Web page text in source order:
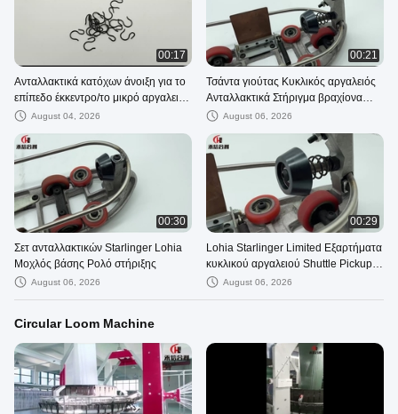
00:17
Ανταλλακτικά κατόχων άνοιξη για το
επίπεδο έκκεντρο/το μικρό αργαλειό
σαϊτών εκκέντρων κυκλικό
August 04, 2026
00:21
Τσάντα γιούτας Κυκλικός αργαλειός
Ανταλλακτικά Στήριγμα βραχίονα
μεταφοράς Hengli Starlinger
August 06, 2026
00:30
Σετ ανταλλακτικών Starlinger Lohia
Μοχλός βάσης Ρολό στήριξης
August 06, 2026
00:29
Lohia Starlinger Limited Εξαρτήματα
κυκλικού αργαλειού Shuttle Pickup
Excenter Roller
August 06, 2026
Circular Loom Machine